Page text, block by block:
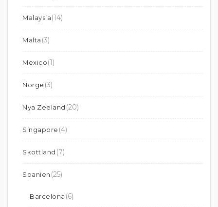
Malaysia(14)
Malta (3)
Mexico(1)
Norge (3)
Nya Zeeland (20)
Singapore (4)
Skottland (7)
Spanien (25)
Barcelona (6)